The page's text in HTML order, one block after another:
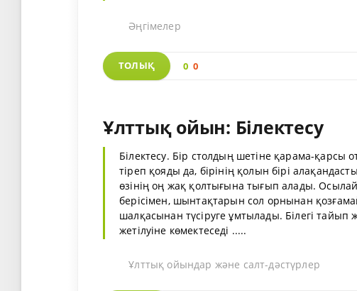
Әңгімелер
ТОЛЫҚ 0 0
Ұлттық ойын: Білектесу
Білектесу. Бір столдың шетіне қарама-қарсы
тіреп қояды да, бірінің қолын бірі
өзінің оң жақ қолтығына тығып алады.
берісімен, шынтақтарын сол орнынан
шалқасынан түсіруге ұмтылады. Білегі тайып
жетілуіне көмектеседі .....
Ұлттық ойындар және салт-дәстүрлер